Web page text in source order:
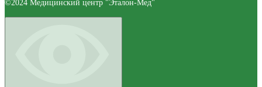
©2024 Медицинский центр "Эталон-Мед"